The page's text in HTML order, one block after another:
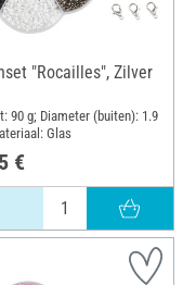
"Rocailles", Zilver
90 g; Diameter (buiten): 1.9
Glas
€